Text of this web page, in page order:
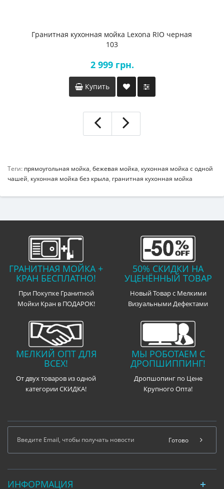
Гранитная кухонная мойка Lexona RIO черная
103
2 999 грн.
Купить
Теги: прямоугольная мойка, бежевая мойка, кухонная мойка с одной
чашей, кухонная мойка без крыла, гранитная кухонная мойка
ГРАНИТНАЯ МОЙКА +
КРАН БЕСПЛАТНО!
При Покупке Гранитной
Мойки Кран в ПОДАРОК!
50% СКИДКИ НА
УЦЕНЁННЫЙ ТОВАР
Новый Товар с Мелкими
Визуальными Дефектами
МЕЛКИЙ ОПТ ДЛЯ
ВСЕХ!
От двух товаров из одной
категории СКИДКА!
МЫ РОБОТАЕМ С
ДРОПШИППИНГ!
Дропшопинг по Цене
Крупного Опта!
Готово
ИНФОРМАЦИЯ